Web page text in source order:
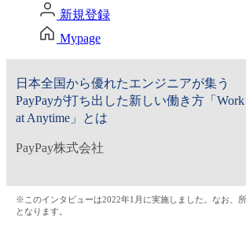
建設・不動産
金融（銀行・証券・保険・投資）
コンサルティング・シンクタンク
電気・電機
新規登録
Mypage
日本全国から優れたエンジニアが集う
PayPayが打ち出した新しい働き方「
at Anytime」とは
PayPay株式会社
※このインタビューは2022年1月に実施しました。なお、
となります。